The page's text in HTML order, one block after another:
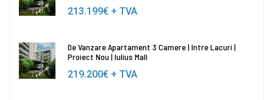
213.199€ + TVA
De Vanzare Apartament 3 Camere | Intre Lacuri |
Proiect Nou | Iulius Mall
219.200€ + TVA